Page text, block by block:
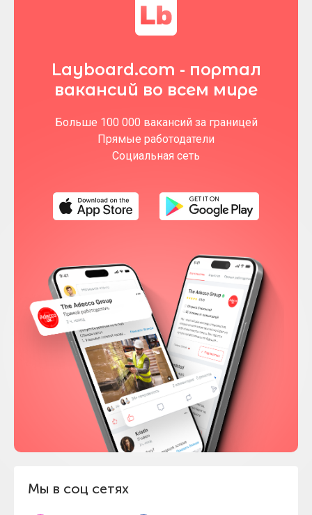
Мы в соц сетях
Layboard.com - портал
вакансий во всем мире
Больше 100 000 вакансий за границей
Прямые работодатели
Социальная сеть